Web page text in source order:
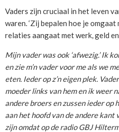
Vaders zijn cruciaal in het leven
waren. ‘Zij bepalen hoe je
relaties aangaat met werk, geld en
Mijn vader was ook ‘afwezig.’ Ik
en zie m’n vader voor me als we
eten. Ieder op z’n eigen plek.
moeder links van hem en ik weer
andere broers en zussen ieder op
aan het hoofd van de andere
zijn omdat op de radio GBJ